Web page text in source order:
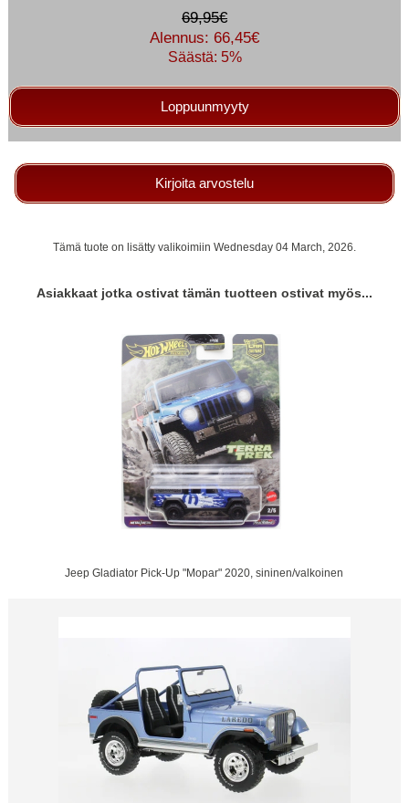
69,95€
Alennus: 66,45€
Säästä: 5%
Loppuunmyyty
Kirjoita arvostelu
Tämä tuote on lisätty valikoimiin Wednesday 04 March, 2026.
Asiakkaat jotka ostivat tämän tuotteen ostivat myös...
Jeep Gladiator Pick-Up "Mopar" 2020, sininen/valkoinen